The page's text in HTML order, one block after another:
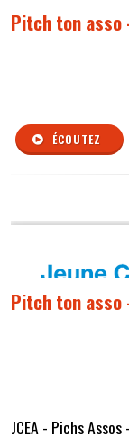
Pitch ton asso
ÉCOUTEZ
Pitch ton asso
JCEA - Pichs